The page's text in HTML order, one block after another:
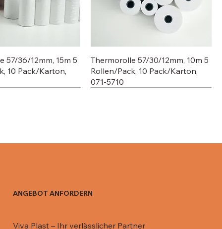
57/36/12mm, 15m 5
10 Pack/Karton,
Thermorolle 57/30/12mm, 10m 5
Rollen/Pack, 10 Pack/Karton,
071-5710
C801-770,
Deckel für 911 ML, 081-DR911
R13 / 670
Deckel für Aluschale R0-65L /
ANGEBOT ANFORDERN
Viva Plast – Ihr verlässlicher Partner